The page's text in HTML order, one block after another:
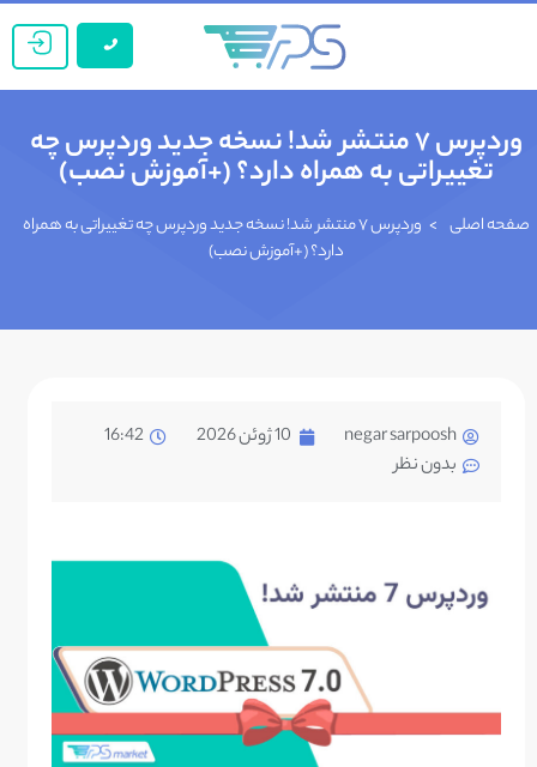
وردپرس ۷ منتشر شد! نسخه جدید وردپرس چه
تغییراتی به همراه دارد؟ (+آموزش نصب)
صفحه اصلی >
وردپرس ۷ منتشر شد! نسخه جدید وردپرس چه تغییراتی به همراه
دارد؟ (+آموزش نصب)
negar sarpoosh 10 ژوئن 2026
16:42
بدون نظر